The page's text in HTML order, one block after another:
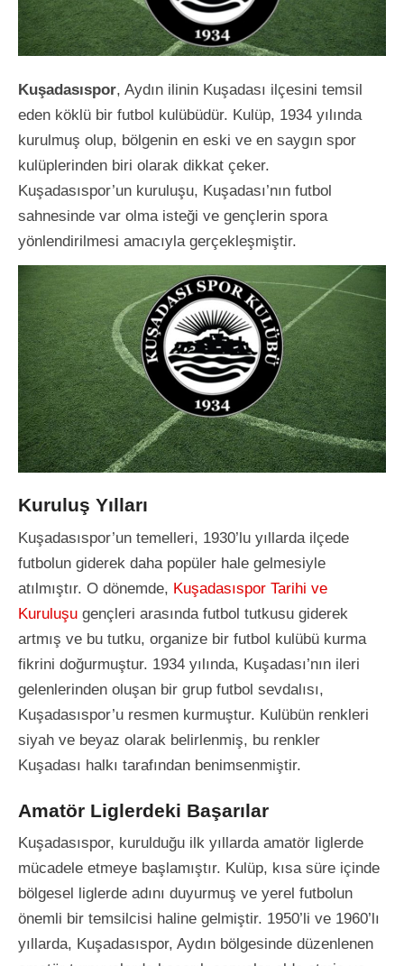
Kuşadasıspor, Aydın ilinin Kuşadası ilçesini temsil
eden köklü bir futbol kulübüdür. Kulüp, 1934 yılında
kurulmuş olup, bölgenin en eski ve en saygın spor
kulüplerinden biri olarak dikkat çeker.
Kuşadasıspor’un kuruluşu, Kuşadası’nın futbol
sahnesinde var olma isteği ve gençlerin spora
yönlendirilmesi amacıyla gerçekleşmiştir.
Kuruluş Yılları
Kuşadasıspor’un temelleri, 1930’lu yıllarda ilçede
futbolun giderek daha popüler hale gelmesiyle
atılmıştır. O dönemde, Kuşadasıspor Tarihi ve
Kuruluşu gençleri arasında futbol tutkusu giderek
artmış ve bu tutku, organize bir futbol kulübü kurma
fikrini doğurmuştur. 1934 yılında, Kuşadası’nın ileri
gelenlerinden oluşan bir grup futbol sevdalısı,
Kuşadasıspor’u resmen kurmuştur. Kulübün renkleri
siyah ve beyaz olarak belirlenmiş, bu renkler
Kuşadası halkı tarafından benimsenmiştir.
Amatör Liglerdeki Başarılar
Kuşadasıspor, kurulduğu ilk yıllarda amatör liglerde
mücadele etmeye başlamıştır. Kulüp, kısa süre içinde
bölgesel liglerde adını duyurmuş ve yerel futbolun
önemli bir temsilcisi haline gelmiştir. 1950’li ve 1960’lı
yıllarda, Kuşadasıspor, Aydın bölgesinde düzenlenen